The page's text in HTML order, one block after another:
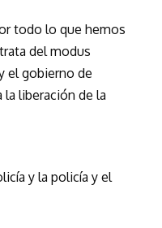
todo lo que hemos
del modus
el gobierno de
liberación de la
y la policía y el